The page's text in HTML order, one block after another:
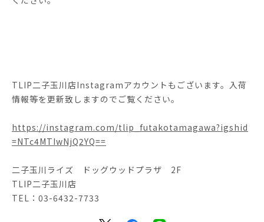
TLIP二子玉川店Instagramアカウントもございます。入荷
情報等を更新致しますのでご覧ください。
https://instagram.com/tlip_futakotamagawa?igshid
=NTc4MTIwNjQ2YQ==
二子玉川ライズ ドッグウッドプラザ 2F
TLIP二子玉川店
TEL：03-6432-7733